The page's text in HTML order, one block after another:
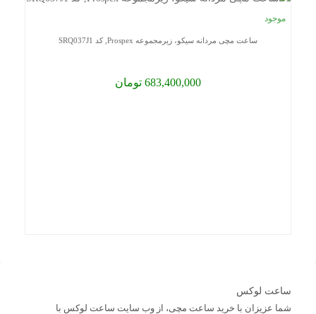
موجود
ساعت مچی مردانه سیکو، زیرمجموعه Prospex, کد SRQ037J1
683,400,000 تومان
ساعت لوکس
شما عزیزان با خرید ساعت مچی، از وب سایت ساعت لوکس با